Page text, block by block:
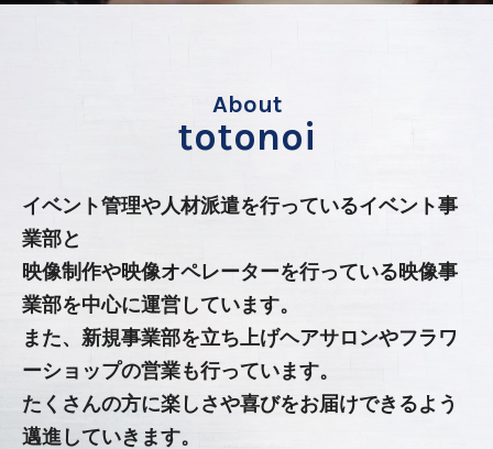
About
totonoi
イベント管理や人材派遣を行っているイベント事
業部と
映像制作や映像オペレーターを行っている映像事
業部を中心に運営しています。
また、新規事業部を立ち上げヘアサロンやフラワ
ーショップの営業も行っています。
たくさんの方に楽しさや喜びをお届けできるよう
邁進していきます。